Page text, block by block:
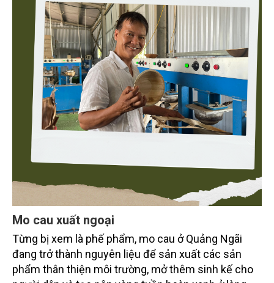
Mo cau xuất ngoại
Từng bị xem là phế phẩm, mo cau ở Quảng Ngãi
đang trở thành nguyên liệu để sản xuất các sản
phẩm thân thiện môi trường, mở thêm sinh kế cho